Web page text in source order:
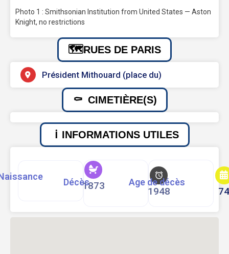
Photo 1 : Smithsonian Institution from United States — Aston
Knight, no restrictions
RUES DE PARIS
Président Mithouard (place du)
CIMETIÈRE(S)
INFORMATIONS UTILES
1873
Décès
1948
Age de décès